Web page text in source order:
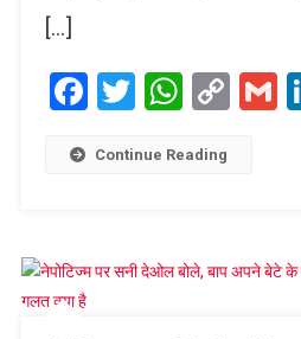
[…]
Facebook
Twitter
Continue Reading